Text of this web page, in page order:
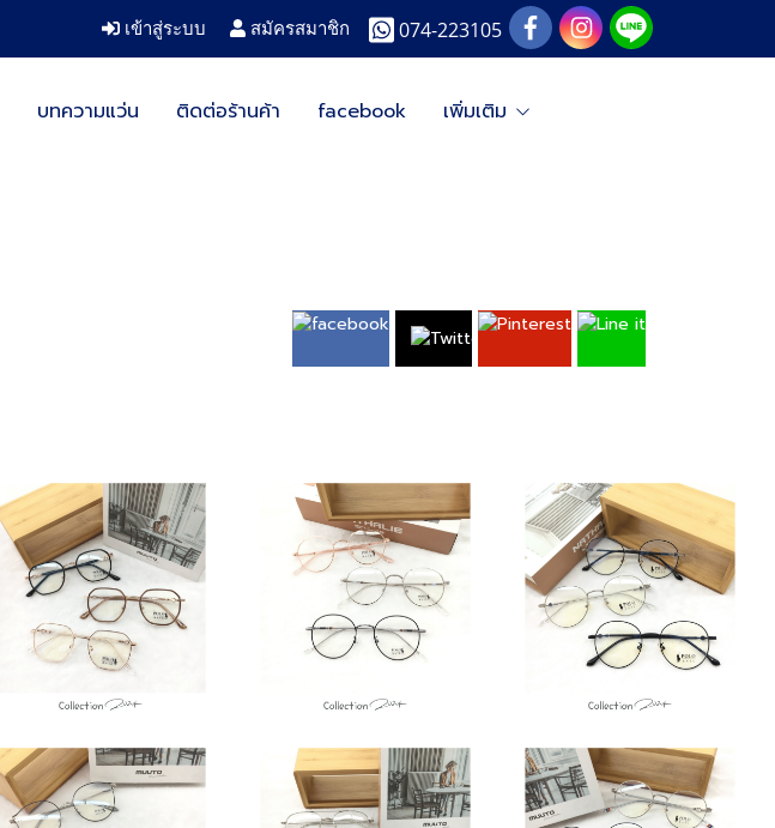
เข้าสู่ระบบ สมัครสมาชิก 074-223105
บทความแว่น ติดต่อร้านค้า facebook เพิ่มเติม